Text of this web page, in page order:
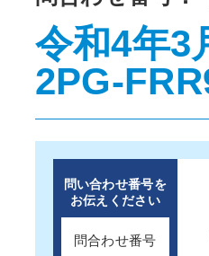
令和4年3
2PG-
問い合わせ番号を
お伝えください
問合わせ番号